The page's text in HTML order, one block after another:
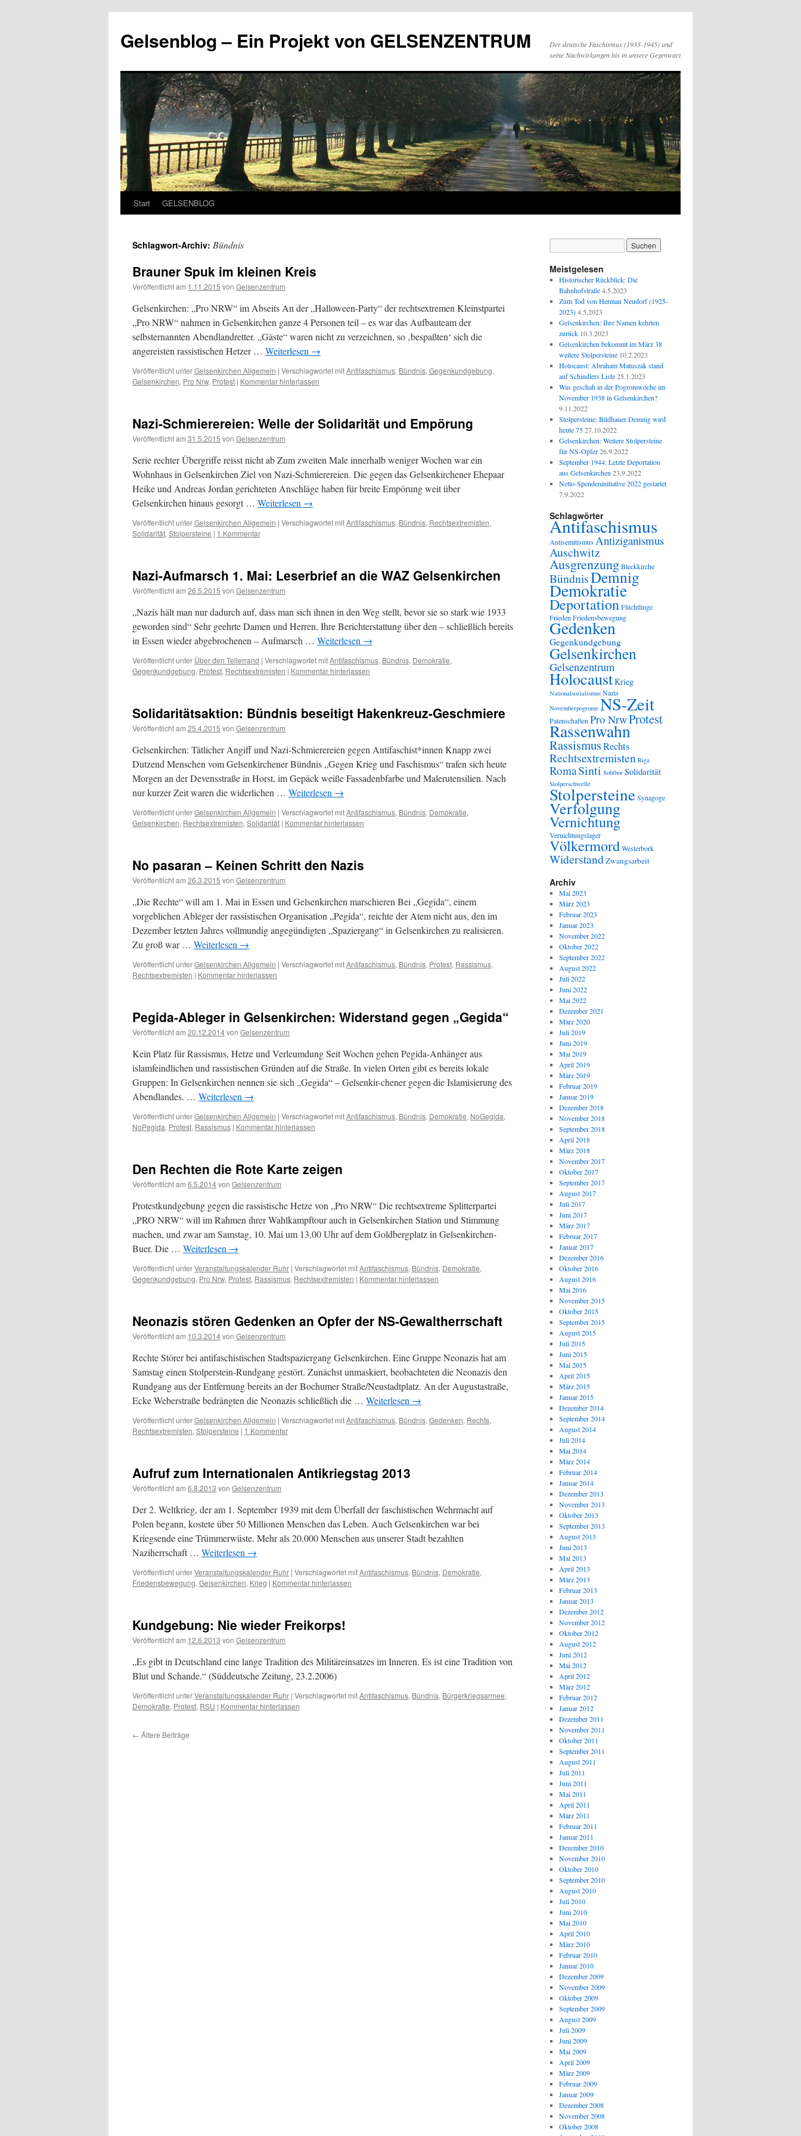
springen
Gelsenblog – Ein Projekt von GELSENZENTRUM
Der deutsche Faschismus (1933-1945) und
seine Nachwirkungen bis in unsere Gegenwart
Start GELSENBLOG
Schlagwort-Archiv: Bündnis
Brauner Spuk im kleinen Kreis
Veröffentlicht am 1.11.2015 von Gelsenzentrum
Gelsenkirchen: „Pro NRW“ im Abseits An der „Halloween-Party“ der rechtsextremen Kleinstpartei
„Pro NRW“ nahmen in Gelsenkirchen ganze 4 Personen teil – es war das Aufbauteam der
selbsternannten Abendlandretter. „Gäste“ waren nicht zu verzeichnen, so ‚bespaßten‘ sich die
angereisten rassistischen Hetzer … Weiterlesen →
Veröffentlicht unterGelsenkirchen Allgemein | Verschlagwortet mitAntifaschismus, Bündnis, Gegenkundgebung,
Gelsenkirchen, Pro Nrw, Protest | Kommentar hinterlassen
Nazi-Schmierereien: Welle der Solidarität und Empörung
Veröffentlicht am 31.5.2015 von Gelsenzentrum
Serie rechter Übergriffe reisst nicht ab Zum zweiten Male innerhalb weniger Wochen war ein
Wohnhaus in Gelsenkirchen Ziel von Nazi-Schmierereien. Die gegen das Gelsenkirchener Ehepaar
Heike und Andreas Jordan gerichteten Anschläge haben für breite Empörung weit über
Gelsenkirchen hinaus gesorgt … Weiterlesen →
Veröffentlicht unterGelsenkirchen Allgemein | Verschlagwortet mitAntifaschismus, Bündnis, Rechtsextremisten,
Solidarität, Stolpersteine | 1 Kommentar
Nazi-Aufmarsch 1. Mai: Leserbrief an die WAZ Gelsenkirchen
Veröffentlicht am 26.5.2015 von Gelsenzentrum
„Nazis hält man nur dadurch auf, dass man sich ihnen in den Weg stellt, bevor sie so stark wie 1933
geworden sind“ Sehr geehrte Damen und Herren, Ihre Berichterstattung über den – schließlich bereits
in Essen wieder abgebrochenen – Aufmarsch … Weiterlesen →
Veröffentlicht unter Über den Tellerrand | Verschlagwortet mitAntifaschismus, Bündnis, Demokratie,
Gegenkundgebung, Protest, Rechtsextremisten | Kommentar hinterlassen
Solidaritätsaktion: Bündnis beseitigt Hakenkreuz-Geschmiere
Veröffentlicht am 25.4.2015 von Gelsenzentrum
Gelsenkirchen: Tätlicher Angiff und Nazi-Schmierereien gegen Antifaschist*innen Knapp zwei
Dutzend Menschen vom Gelsenkirchener Bündnis „Gegen Krieg und Faschismus“ trafen sich heute
Morgen an der Devensstraße in Horst, im Gepäck weiße Fassadenbfarbe und Malerutensilien. Nach
nur kurzer Zeit waren die widerlichen … Weiterlesen →
Veröffentlicht unterGelsenkirchen Allgemein | Verschlagwortet mitAntifaschismus, Bündnis, Demokratie,
Gelsenkirchen, Rechtsextremisten, Solidarität | Kommentar hinterlassen
No pasaran – Keinen Schritt den Nazis
Veröffentlicht am 26.3.2015 von Gelsenzentrum
„Die Rechte“ will am 1. Mai in Essen und Gelsenkirchen marschieren Bei „Gegida“, einem
vorgeblichen Ableger der rassistischen Organisation „Pegida“, reichte der Atem nicht aus, den im
Dezember letzten Jahres vollmundig angegündigten „Spaziergang“ in Gelsenkirchen zu realisieren.
Zu groß war … Weiterlesen →
Veröffentlicht unterGelsenkirchen Allgemein | Verschlagwortet mitAntifaschismus, Bündnis, Protest, Rassismus,
Rechtsextremisten | Kommentar hinterlassen
Pegida-Ableger in Gelsenkirchen: Widerstand gegen „Gegida“
Veröffentlicht am 20.12.2014von Gelsenzentrum
Kein Platz für Rassismus, Hetze und Verleumdung Seit Wochen gehen Pegida-Anhänger aus
islamfeindlichen und rassistischen Gründen auf die Straße. In vielen Orten gibt es bereits lokale
Gruppen: In Gelsenkirchen nennen sie sich „Gegida“ – Gelsenkir-chener gegen die Islamisierung des
Abendlandes. … Weiterlesen →
Veröffentlicht unterGelsenkirchen Allgemein | Verschlagwortet mitAntifaschismus, Bündnis, Demokratie, NoGegida,
NoPegida, Protest, Rassismus | Kommentar hinterlassen
Den Rechten die Rote Karte zeigen
Veröffentlicht am 6.5.2014von Gelsenzentrum
Protestkundgebung gegen die rassistische Hetze von „Pro NRW“ Die rechtsextreme Splitterpartei
„PRO NRW“ will im Rahmen ihrer Wahlkampftour auch in Gelsenkirchen Station und Stimmung
machen, und zwar am Samstag, 10. Mai um 13.00 Uhr auf dem Goldbergplatz in Gelsenkirchen-
Buer. Die … Weiterlesen →
Veröffentlicht unterVeranstaltungskalender Ruhr | Verschlagwortet mitAntifaschismus, Bündnis, Demokratie,
Gegenkundgebung, Pro Nrw, Protest, Rassismus, Rechtsextremisten | Kommentar hinterlassen
Neonazis stören Gedenken an Opfer der NS-Gewaltherrschaft
Veröffentlicht am 10.3.2014von Gelsenzentrum
Rechte Störer bei antifaschistischen Stadtspaziergang Gelsenkirchen. Eine Gruppe Neonazis hat am
Samstag einen Stolperstein-Rundgang gestört. Zunächst unmaskiert, beobachteten die Neonazis den
Rundgang aus der Entfernung bereits an der Bochumer Straße/Neustadtplatz. An der Augustastraße,
Ecke Weberstraße bedrängten die Neonazis schließlich die … Weiterlesen →
Veröffentlicht unterGelsenkirchen Allgemein | Verschlagwortet mitAntifaschismus, Bündnis, Gedenken, Rechts,
Rechtsextremisten, Stolpersteine | 1 Kommentar
Aufruf zum Internationalen Antikriegstag 2013
Veröffentlicht am 6.8.2013 von Gelsenzentrum
Der 2. Weltkrieg, der am 1. September 1939 mit dem Überfall der faschistischen Wehrmacht auf
Polen begann, kostete über 50 Millionen Menschen das Leben. Auch Gelsenkirchen war bei
Kriegsende eine Trümmerwüste. Mehr als 20.000 Menschen aus unserer Stadt bezahlten
Naziherrschaft … Weiterlesen →
Veröffentlicht unterVeranstaltungskalender Ruhr | Verschlagwortet mitAntifaschismus, Bündnis, Demokratie,
Friedensbewegung, Gelsenkirchen, Krieg | Kommentar hinterlassen
Kundgebung: Nie wieder Freikorps!
Veröffentlicht am 12.6.2013 von Gelsenzentrum
„Es gibt in Deutschland eine lange Tradition des Militäreinsatzes im Inneren. Es ist eine Tradition von
Blut und Schande.“ (Süddeutsche Zeitung, 23.2.2006)
Veröffentlicht unterVeranstaltungskalender Ruhr | Verschlagwortet mitAntifaschismus, Bündnis, Bürgerkriegsarmee,
Demokratie, Protest, RSU | Kommentar hinterlassen
← Ältere Beiträge
Meistgelesen
Historischer Rückblick: Die
Bahnhofstraße 4.5.2023
Zum Tod von Herman Neudorf (1925-
2023) 4.5.2023
Gelsenkirchen: Ihre Namen kehrten
zurück 10.3.2023
Gelsenkirchen bekommt im März 38
weitere Stolpersteine 10.2.2023
Holocaust: Abraham Matuszak stand
auf Schindlers Liste 25.1.2023
Was geschah in der Pogromwoche im
November 1938 in Gelsenkirchen?
9.11.2022
Stolpersteine: Bildhauer Demnig wird
heute 75 27.10.2022
Gelsenkirchen: Weitere Stolpersteine
für NS-Opfer 26.9.2022
September 1944: Letzte Deportation
aus Gelsenkirchen 23.9.2022
Netto-Spendeninitiative 2022 gestartet
7.9.2022
Schlagwörter
Antifaschismus
Antisemitismus Antiziganismus
Auschwitz
AusgrenzungBleckkirche
BündnisDemnig
Demokratie
DeportationFlüchtlinge
FriedenFriedensbewegung
Gedenken
Gegenkundgebung
Gelsenkirchen
Gelsenzentrum
HolocaustKrieg
Nationalsozialismus Nazis
Novemberpogrome NS-Zeit
PatenschaftenPro NrwProtest
Rassenwahn
RassismusRechts
Rechtsextremisten Riga
RomaSinti Sobibor Solidarität
Stolperschwelle
StolpersteineSynagoge
Verfolgung
Vernichtung
Vernichtungslager
VölkermordWesterbork
WiderstandZwangsarbeit
Archiv
Mai 2023
März 2023
Februar 2023
Januar 2023
November 2022
Oktober 2022
September 2022
August 2022
Juli 2022
Juni 2022
Mai 2022
Dezember 2021
März 2020
Juli 2019
Juni 2019
Mai 2019
April 2019
März 2019
Februar 2019
Januar 2019
Dezember 2018
November 2018
September 2018
April 2018
März 2018
November 2017
Oktober 2017
September 2017
August 2017
Juli 2017
Juni 2017
März 2017
Februar 2017
Januar 2017
Dezember 2016
Oktober 2016
August 2016
Mai 2016
November 2015
Oktober 2015
September 2015
August 2015
Juli 2015
Juni 2015
Mai 2015
April 2015
März 2015
Januar 2015
Dezember 2014
September 2014
August 2014
Juli 2014
Mai 2014
März 2014
Februar 2014
Januar 2014
Dezember 2013
November 2013
Oktober 2013
September 2013
August 2013
Juni 2013
Mai 2013
April 2013
März 2013
Februar 2013
Januar 2013
Dezember 2012
November 2012
Oktober 2012
August 2012
Juni 2012
Mai 2012
April 2012
März 2012
Februar 2012
Januar 2012
Dezember 2011
November 2011
Oktober 2011
September 2011
August 2011
Juli 2011
Juni 2011
Mai 2011
April 2011
März 2011
Februar 2011
Januar 2011
Dezember 2010
November 2010
Oktober 2010
September 2010
August 2010
Juli 2010
Juni 2010
Mai 2010
April 2010
März 2010
Februar 2010
Januar 2010
Dezember 2009
November 2009
Oktober 2009
September 2009
August 2009
Juli 2009
Juni 2009
Mai 2009
April 2009
März 2009
Februar 2009
Januar 2009
Dezember 2008
November 2008
Oktober 2008